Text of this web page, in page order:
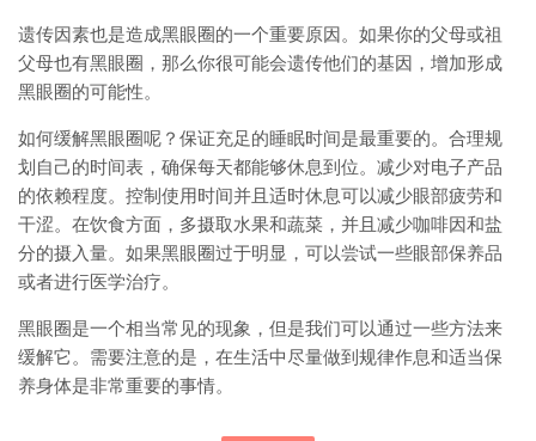
遗传因素也是造成黑眼圈的一个重要原因。如果你的父母或祖
父母也有黑眼圈，那么你很可能会遗传他们的基因，增加形成
黑眼圈的可能性。
如何缓解黑眼圈呢？保证充足的睡眠时间是最重要的。合理规
划自己的时间表，确保每天都能够休息到位。减少对电子产品
的依赖程度。控制使用时间并且适时休息可以减少眼部疲劳和
干涩。在饮食方面，多摄取水果和蔬菜，并且减少咖啡因和盐
分的摄入量。如果黑眼圈过于明显，可以尝试一些眼部保养品
或者进行医学治疗。
黑眼圈是一个相当常见的现象，但是我们可以通过一些方法来
缓解它。需要注意的是，在生活中尽量做到规律作息和适当保
养身体是非常重要的事情。